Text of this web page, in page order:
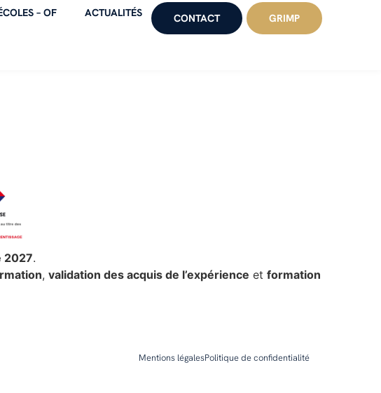
– OF ACTUALITÉS CONTACT GRIMP
2027.
, validation des acquis de l’expérience et formation
Mentions légalesPolitique de confidentialité